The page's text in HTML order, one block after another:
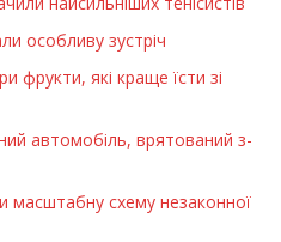
особливу зустріч
фрукти, які краще їсти зі
автомобіль, врятований з-
масштабну схему незаконної